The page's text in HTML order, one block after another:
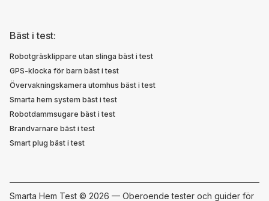
Bäst i test:
Robotgräsklippare utan slinga bäst i test
GPS-klocka för barn bäst i test
Övervakningskamera utomhus bäst i test
Smarta hem system bäst i test
Robotdammsugare bäst i test
Brandvarnare bäst i test
Smart plug bäst i test
Smarta Hem Test © 2026 — Oberoende tester och guider för